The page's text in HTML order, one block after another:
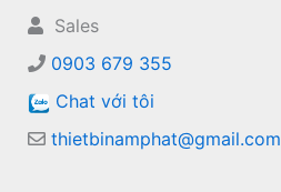
Sales
0903 679 355
Chat với tôi
thietbinamphat@gmail.com